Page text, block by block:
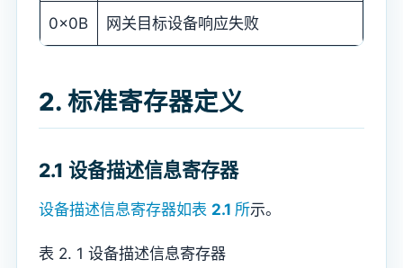
0x0B 网关目标设备响应失败
2. 标准寄存器定义
2.1 设备描述信息寄存器
设备描述信息寄存器如表 2.1 所示。
表 2. 1 设备描述信息寄存器